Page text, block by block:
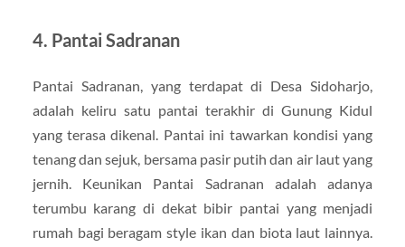
4. Pantai Sadranan
Pantai Sadranan, yang terdapat di Desa Sidoharjo,
adalah keliru satu pantai terakhir di Gunung Kidul
yang terasa dikenal. Pantai ini tawarkan kondisi yang
tenang dan sejuk, bersama pasir putih dan air laut yang
jernih. Keunikan Pantai Sadranan adalah adanya
terumbu karang di dekat bibir pantai yang menjadi
rumah bagi beragam style ikan dan biota laut lainnya.